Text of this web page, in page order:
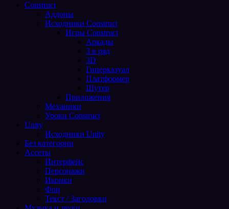
Construct
Аддоны
Исходники Construct
Игры Construct
Аркады
3 в ряд
3D
Гиперказуал
Платформер
Шутер
Приложения
Механики
Уроки Construct
Unity
Исходники Unity
Без категории
Ассеты
Интерфейс
Персонажи
Иконки
Фон
Текст / Заголовки